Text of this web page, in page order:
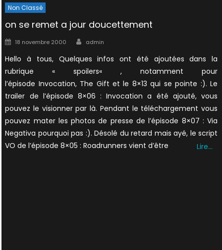
Non Classé
on se remet a jour doucettement
Posted
18 novembre 2000 Author
admin
Hello à tous, Quelques infos ont été ajoutées dans la
rubrique « spoilers« , notamment pour
l’épisode Invocation, The Gift et le 8×13 qui se pointe :). Le
trailer de l’épisode 8×06 : Invocation a été ajouté, vous
pouvez le visionner par là. Pendant le téléchargement vous
pouvez mater les photos de presse de l’épisode 8×07 : Via
Negativa pourquoi pas :). Désolé du retard mais ayé, le script
VO de l’épisode 8×05 : Roadrunners vient d’être
Lire…